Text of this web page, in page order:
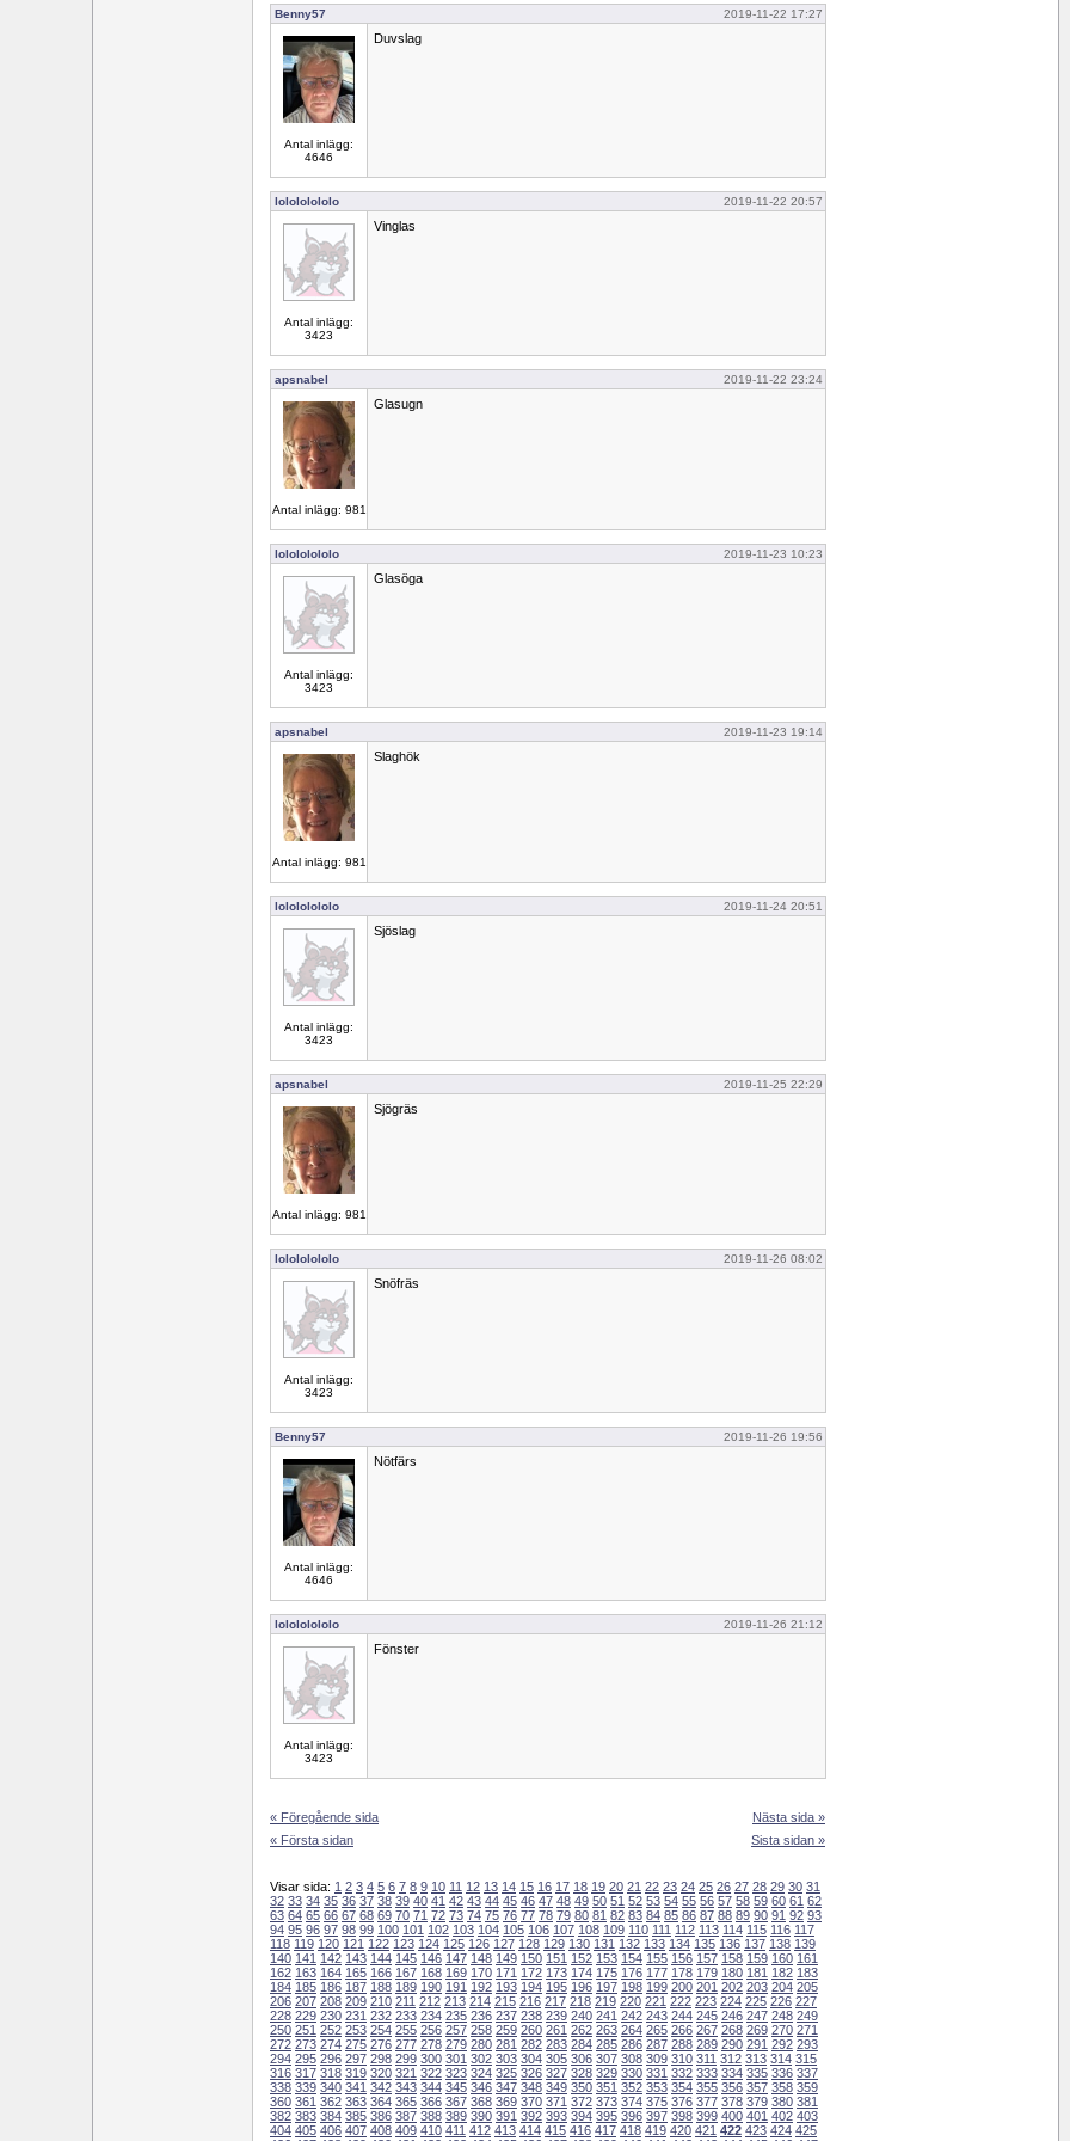
Benny57 2019-11-22 17:27
Antal inlägg:
4646
Duvslag
lolololololo 2019-11-22 20:57
Antal inlägg:
3423
Vinglas
apsnabel 2019-11-22 23:24
Antal inlägg: 981
Glasugn
lolololololo 2019-11-23 10:23
Antal inlägg:
3423
Glasöga
apsnabel 2019-11-23 19:14
Antal inlägg: 981
Slaghök
lolololololo 2019-11-24 20:51
Antal inlägg:
3423
Sjöslag
apsnabel 2019-11-25 22:29
Antal inlägg: 981
Sjögräs
lolololololo 2019-11-26 08:02
Antal inlägg:
3423
Snöfräs
Benny57 2019-11-26 19:56
Antal inlägg:
4646
Nötfärs
lolololololo 2019-11-26 21:12
Antal inlägg:
3423
Fönster
« Föregående sida
« Första sidan
Nästa sida »
Sista sidan »
Visar sida: 1 2 3 4 5 6 7 8 9 10 11 12 13 14 15 16 17 18 19 20 21 22 23 24 25 26 27 28 29 30 31
32 33 34 35 36 37 38 39 40 41 42 43 44 45 46 47 48 49 50 51 52 53 54 55 56 57 58 59 60 61 62
63 64 65 66 67 68 69 70 71 72 73 74 75 76 77 78 79 80 81 82 83 84 85 86 87 88 89 90 91 92 93
94 95 96 97 98 99 100 101 102 103 104 105 106 107 108 109 110 111 112 113 114 115 116 117
118 119 120 121 122 123 124 125 126 127 128 129 130 131 132 133 134 135 136 137 138 139
140 141 142 143 144 145 146 147 148 149 150 151 152 153 154 155 156 157 158 159 160 161
162 163 164 165 166 167 168 169 170 171 172 173 174 175 176 177 178 179 180 181 182 183
184 185 186 187 188 189 190 191 192 193 194 195 196 197 198 199 200 201 202 203 204 205
206 207 208 209 210 211 212 213 214 215 216 217 218 219 220 221 222 223 224 225 226 227
228 229 230 231 232 233 234 235 236 237 238 239 240 241 242 243 244 245 246 247 248 249
250 251 252 253 254 255 256 257 258 259 260 261 262 263 264 265 266 267 268 269 270 271
272 273 274 275 276 277 278 279 280 281 282 283 284 285 286 287 288 289 290 291 292 293
294 295 296 297 298 299 300 301 302 303 304 305 306 307 308 309 310 311 312 313 314 315
316 317 318 319 320 321 322 323 324 325 326 327 328 329 330 331 332 333 334 335 336 337
338 339 340 341 342 343 344 345 346 347 348 349 350 351 352 353 354 355 356 357 358 359
360 361 362 363 364 365 366 367 368 369 370 371 372 373 374 375 376 377 378 379 380 381
382 383 384 385 386 387 388 389 390 391 392 393 394 395 396 397 398 399 400 401 402 403
404 405 406 407 408 409 410 411 412 413 414 415 416 417 418 419 420 421 422 423 424 425